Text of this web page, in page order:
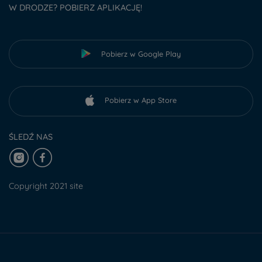
W DRODZE? POBIERZ APLIKACJĘ!
Pobierz w Google Play
Pobierz w App Store
ŚLEDŹ NAS
Copyright 2021 site